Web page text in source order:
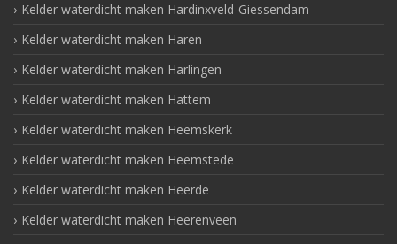
Kelder waterdicht maken Hardinxveld-Giessendam
Kelder waterdicht maken Haren
Kelder waterdicht maken Harlingen
Kelder waterdicht maken Hattem
Kelder waterdicht maken Heemskerk
Kelder waterdicht maken Heemstede
Kelder waterdicht maken Heerde
Kelder waterdicht maken Heerenveen